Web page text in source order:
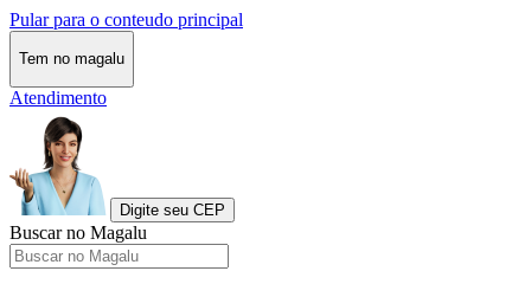
Pular para o conteudo principal
Tem no magalu
Atendimento
Digite seu CEP
Buscar no Magalu